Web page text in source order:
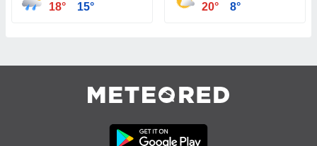
18° 15° 20° 8°